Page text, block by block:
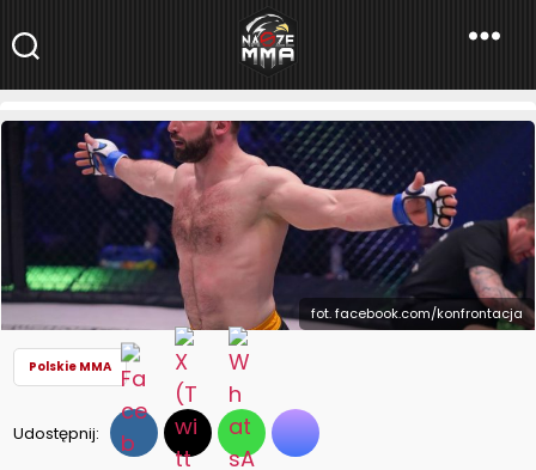
NaszeMMA
NaszeMMA.pl»Aktualności»Polskie MMA»„Wszystko co umiem to
umiem dzięki niemu” – Kołecki z szacunkiem o trenerze
Oknińskim
fot. facebook.com/konfrontacja
Polskie MMA
Udostępnij: